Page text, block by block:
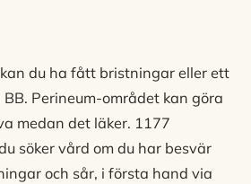
du ha fått bristningar eller ett
Perineum-området kan göra
medan det läker. 1177
söker vård om du har besvär
och sår, i första hand via